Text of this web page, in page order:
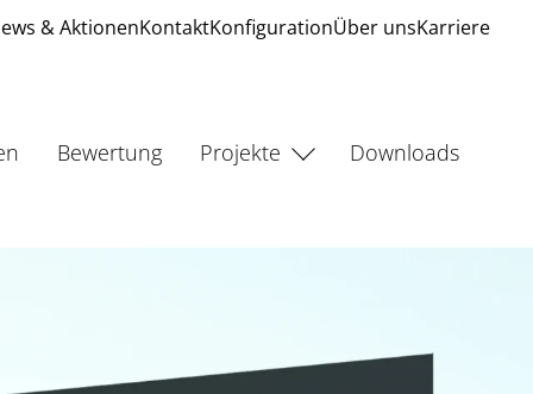
& AktionenKontaktKonfigurationÜber unsKarriere
Bewertung Projekte Downloads